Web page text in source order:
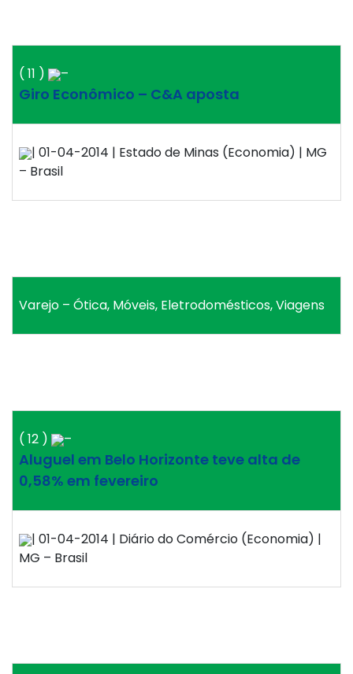
( 11 ) –
Giro Econômico – C&A aposta
| 01-04-2014 | Estado de Minas (Economia) | MG
– Brasil
Varejo – Ótica, Móveis, Eletrodomésticos, Viagens
( 12 ) –
Aluguel em Belo Horizonte teve alta de
0,58% em fevereiro
| 01-04-2014 | Diário do Comércio (Economia) |
MG – Brasil